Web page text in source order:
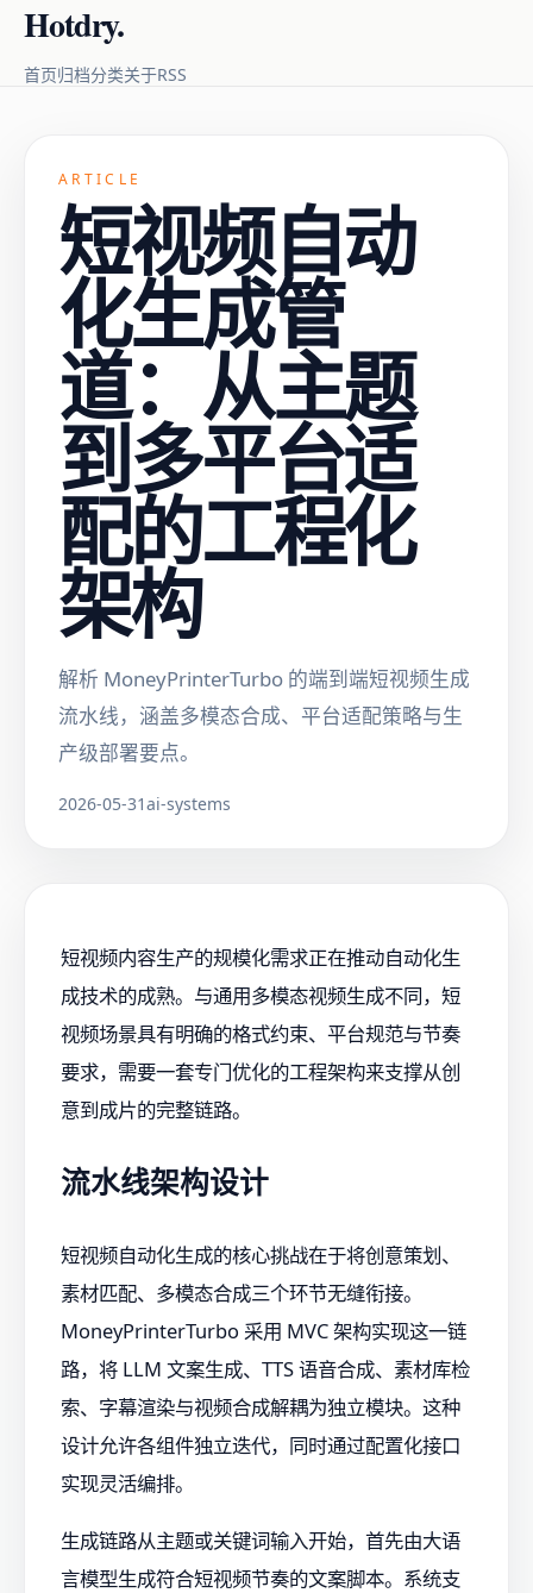
Hotdry.
首页归档分类关于RSS
ARTICLE
短视频自动
化生成管
道：从主题
到多平台适
配的工程化
架构
解析 MoneyPrinterTurbo 的端到端短视频生成
流水线，涵盖多模态合成、平台适配策略与生
产级部署要点。
2026-05-31ai-systems
短视频内容生产的规模化需求正在推动自动化生
成技术的成熟。与通用多模态视频生成不同，短
视频场景具有明确的格式约束、平台规范与节奏
要求，需要一套专门优化的工程架构来支撑从创
意到成片的完整链路。
流水线架构设计
短视频自动化生成的核心挑战在于将创意策划、
素材匹配、多模态合成三个环节无缝衔接。
MoneyPrinterTurbo 采用 MVC 架构实现这一链
路，将 LLM 文案生成、TTS 语音合成、素材库检
索、字幕渲染与视频合成解耦为独立模块。这种
设计允许各组件独立迭代，同时通过配置化接口
实现灵活编排。
生成链路从主题或关键词输入开始，首先由大语
言模型生成符合短视频节奏的文案脚本。系统支